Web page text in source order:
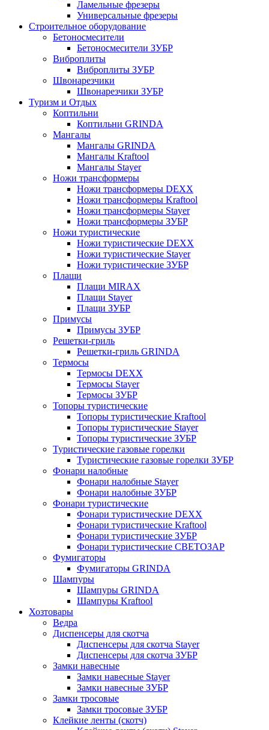
Ламельные фрезеры
Универсальные фрезеры
Строительное оборудование
Бетоносмесители
Бетоносмесители ЗУБР
Виброплиты
Виброплиты ЗУБР
Швонарезчики
Швонарезчики ЗУБР
Туризм и Отдых
Коптильни
Коптильни GRINDA
Мангалы
Мангалы GRINDA
Мангалы Kraftool
Мангалы Stayer
Ножи трансформеры
Ножи трансформеры DEXX
Ножи трансформеры Kraftool
Ножи трансформеры Stayer
Ножи трансформеры ЗУБР
Ножи туристические
Ножи туристические DEXX
Ножи туристические Stayer
Ножи туристические ЗУБР
Плащи
Плащи MIRAX
Плащи Stayer
Плащи ЗУБР
Примусы
Примусы ЗУБР
Решетки-гриль
Решетки-гриль GRINDA
Термосы
Термосы DEXX
Термосы Stayer
Термосы ЗУБР
Топоры туристические
Топоры туристические Kraftool
Топоры туристические Stayer
Топоры туристические ЗУБР
Туристические газовые горелки
Туристические газовые горелки ЗУБР
Фонари налобные
Фонари налобные Stayer
Фонари налобные ЗУБР
Фонари туристические
Фонари туристические DEXX
Фонари туристические Kraftool
Фонари туристические ЗУБР
Фонари туристические СВЕТОЗАР
Фумигаторы
Фумигаторы GRINDA
Шампуры
Шампуры GRINDA
Шампуры Kraftool
Хозтовары
Ведра
Диспенсеры для скотча
Диспенсеры для скотча Stayer
Диспенсеры для скотча ЗУБР
Замки навесные
Замки навесные Stayer
Замки навесные ЗУБР
Замки тросовые
Замки тросовые ЗУБР
Клейкие ленты (скотч)